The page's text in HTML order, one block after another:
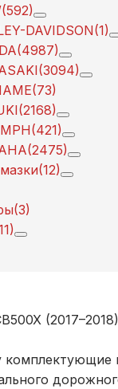
(592)
DAVIDSON(1)
(4987)
(3094)
(73)
(2168)
(421)
(2475)
(12)
(3)
комплектующие